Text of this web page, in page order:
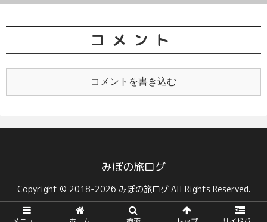
コメント
コメントを書き込む
みぽの旅ログ
Copyright © 2018-2026 みぽの旅ログ All Rights Reserved.